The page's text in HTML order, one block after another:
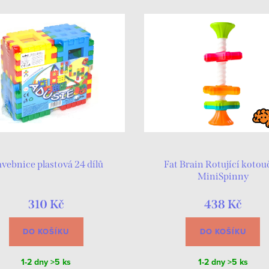
plastová 24 dílů
310 Kč
DO KOŠÍKU
1-2 dny>5 ks
Fat Brain Rotující
MiniSpinny
438 Kč
DO KOŠÍKU
1-2 dny>5 ks